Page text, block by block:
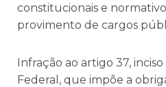
constitucionais e
provimento de cargos
Infração ao artigo 37,
Federal, que impõe a